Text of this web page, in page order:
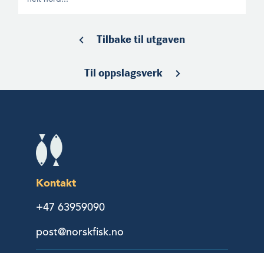
Tilbake til utgaven
Til oppslagsverk
Kontakt
+47 63959090
post@norskfisk.no